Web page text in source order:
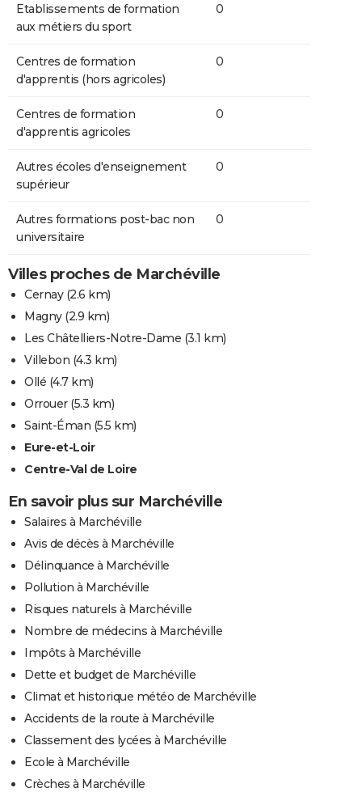
Etablissements de formation
aux métiers du sport
0
Centres de formation
d'apprentis (hors agricoles)
0
Centres de formation
d'apprentis agricoles
0
Autres écoles d'enseignement
supérieur
0
Autres formations post-bac non
universitaire
0
Villes proches de Marchéville
Cernay(2.6 km)
Magny(2.9 km)
Les Châtelliers-Notre-Dame (3.1 km)
Villebon (4.3 km)
Ollé (4.7 km)
Orrouer(5.3 km)
Saint-Éman (5.5 km)
Eure-et-Loir
Centre-Val de Loire
En savoir plus sur Marchéville
Salaires à Marchéville
Avis de décès à Marchéville
Délinquance à Marchéville
Pollution à Marchéville
Risques naturels à Marchéville
Nombre de médecins à Marchéville
Impôts à Marchéville
Dette et budget de Marchéville
Climat et historique météo de Marchéville
Accidents de la route à Marchéville
Classement des lycées à Marchéville
Ecole à Marchéville
Crèches à Marchéville